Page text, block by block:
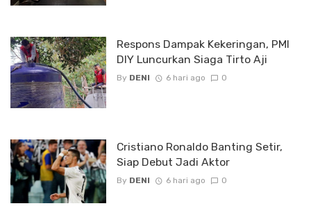
Respons Dampak Kekeringan, PMI
DIY Luncurkan Siaga Tirto Aji
By DENI 6 hari ago 0
Cristiano Ronaldo Banting Setir,
Siap Debut Jadi Aktor
By DENI 6 hari ago 0